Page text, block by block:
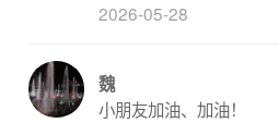
2026-05-28
魏
小朋友加油、加油！